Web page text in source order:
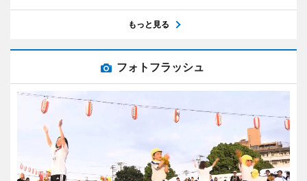
もっと見る
フォトフラッシュ